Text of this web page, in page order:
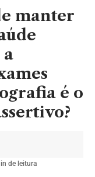
manter
a
é o
de leitura